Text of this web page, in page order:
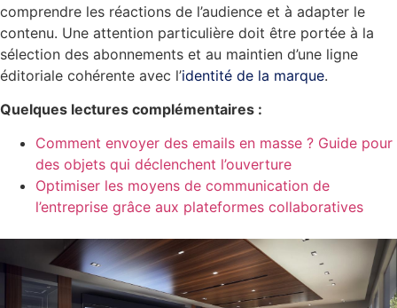
comprendre les réactions de l’audience et à adapter le
contenu. Une attention particulière doit être portée à la
sélection des abonnements et au maintien d’une ligne
éditoriale cohérente avec l’identité de la marque.
Quelques lectures complémentaires :
Comment envoyer des emails en masse ? Guide pour
des objets qui déclenchent l’ouverture
Optimiser les moyens de communication de
l’entreprise grâce aux plateformes collaboratives